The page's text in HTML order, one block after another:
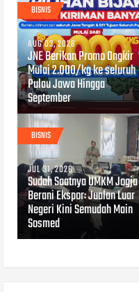
BISNIS
AUG 03, 2026
JNE Berikan Promo Ongkir
Mulai 2.000/kg ke seluruh
Pulau Jawa Hingga
September
BISNIS
JUL 31, 2026
Sudah Saatnya UMKM Jogja
Berani Ekspor: Jualan Luar
Negeri Kini Semudah Main
Sosmed